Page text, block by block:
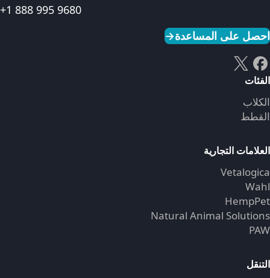
+1 888 995 9680
احصل على المساعدة→
الفئات
الكلاب
القطط
العلامات التجارية
Vetalogica
Wahl
HempPet
Natural Animal Solutions
PAW
التنقل